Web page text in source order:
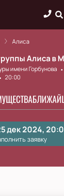
Алиса
Алиса в
имени Горбунова
20:00